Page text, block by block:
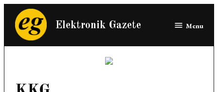
Skip
content
Elektronik Gazete Menu